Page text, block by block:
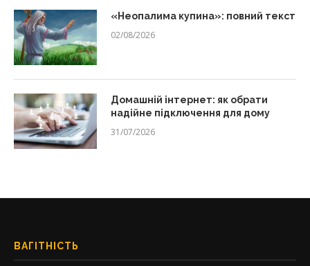
«Неопалима купина»: повний текст
02/08/2026
Домашній інтернет: як обрати
надійне підключення для дому
31/07/2026
ВАГІТНІСТЬ